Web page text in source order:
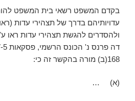
בקדם המשפט רשאי בית המשפט
168(ב) מורה בהקשר זה כי:
(א) …